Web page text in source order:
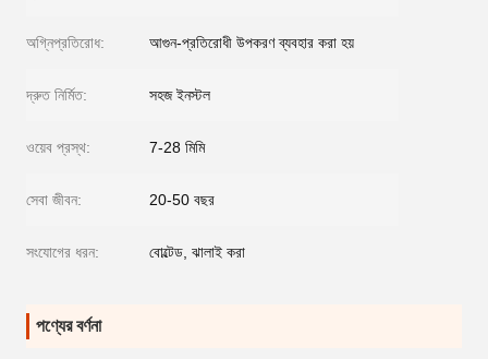
অগ্নিপ্রতিরোধ: আগুন-প্রতিরোধী উপকরণ ব্যবহার করা হয়
দ্রুত নির্মিত: সহজ ইনস্টল
ওয়েব প্রস্থ: 7-28 মিমি
সেবা জীবন: 20-50 বছর
সংযোগের ধরন: বোল্টেড, ঝালাই করা
পণ্যের বর্ণনা